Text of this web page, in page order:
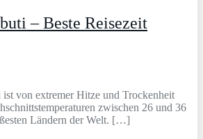
– Beste Reisezeit
von extremer Hitze und Trockenheit
zwischen 26 und 36
Ländern der Welt. […]